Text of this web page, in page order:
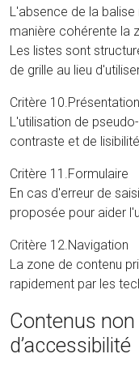
L'absence de la
manière cohérente la
Les listes sont
de grille au lieu
Critère
L'utilisation de
contraste et de
Critère 11.Formulaire
En cas d'erreur de
proposée pour aider
Critère 12.Navigation
La zone de contenu
rapidement par les
Contenus non
d’accessibilité